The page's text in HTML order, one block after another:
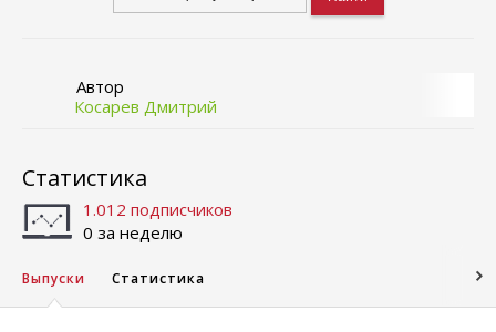
Автор
Косарев Дмитрий
Статистика
1.012 подписчиков
0 за неделю
Выпуски Статистика